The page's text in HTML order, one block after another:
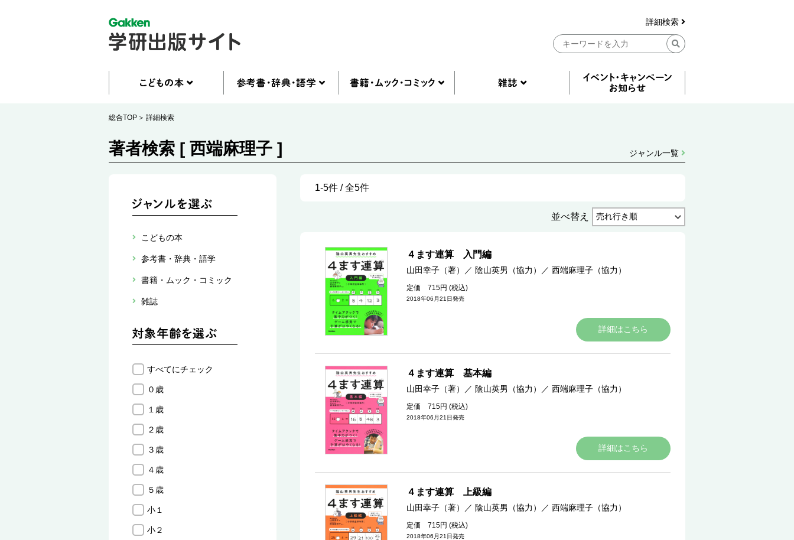
詳細検索
総合TOP 詳細検索
著者検索 [ 西端麻理子 ] ジャンル一覧
こどもの本
参考書・辞典・語学
書籍・ムック・コミック
雑誌
すべてにチェック
０歳
１歳
２歳
３歳
４歳
５歳
小１
小２
1-5件 / 全5件
並べ替え
４ます連算 入門編
山田幸子（著） ／ 陰山英男（協力） ／ 西端麻理子（協力）
定価 715円 (税込)
2018年06月21日発売
詳細はこちら
４ます連算 基本編
山田幸子（著） ／ 陰山英男（協力） ／ 西端麻理子（協力）
定価 715円 (税込)
2018年06月21日発売
詳細はこちら
４ます連算 上級編
山田幸子（著） ／ 陰山英男（協力） ／ 西端麻理子（協力）
定価 715円 (税込)
2018年06月21日発売